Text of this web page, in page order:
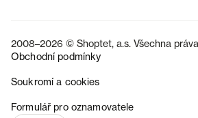
2008–2026 © Shoptet, a.s. Všechna
Obchodní podmínky
Soukromí a cookies
Formulář pro oznamovatele